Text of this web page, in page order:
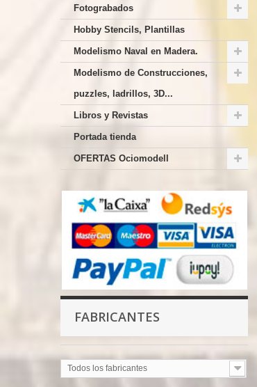
Fotograbados
Hobby Stencils, Plantillas
Modelismo Naval en Madera.
Modelismo de Construcciones,
puzzles, ladrillos, 3D...
Libros y Revistas
Portada tienda
OFERTAS Ociomodell
FABRICANTES
Todos los fabricantes